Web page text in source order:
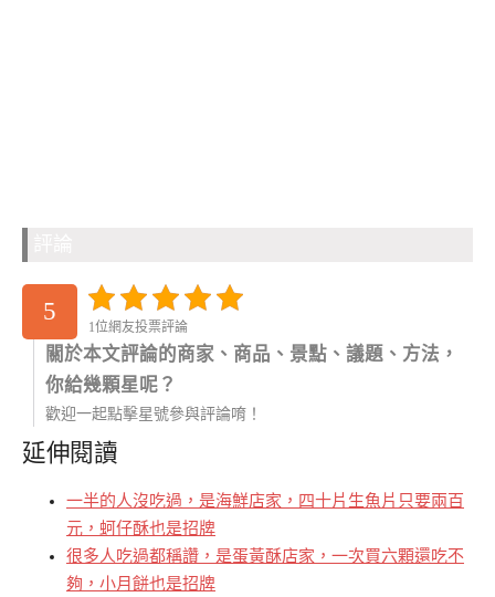
5
1位網友投票評論
關於本文評論的商家、商品、景點、議題、方法，
你給幾顆星呢？
歡迎一起點擊星號參與評論唷！
延伸閱讀
一半的人沒吃過，是海鮮店家，四十片生魚片只要兩百
元，蚵仔酥也是招牌
很多人吃過都稱讚，是蛋黃酥店家，一次買六顆還吃不
夠，小月餅也是招牌